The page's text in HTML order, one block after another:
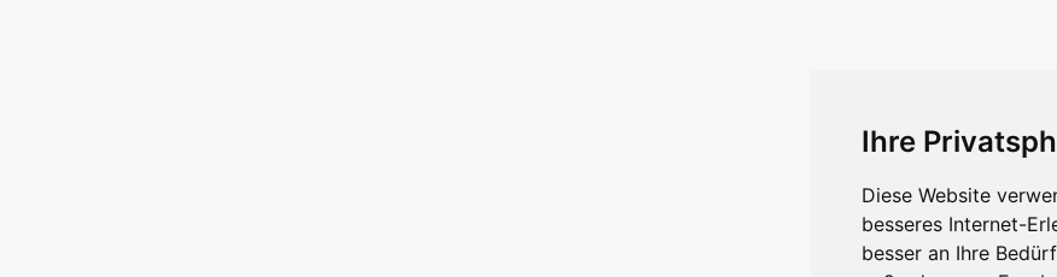
Ihre
Diese Website
besseres Internet-
besser an Ihre